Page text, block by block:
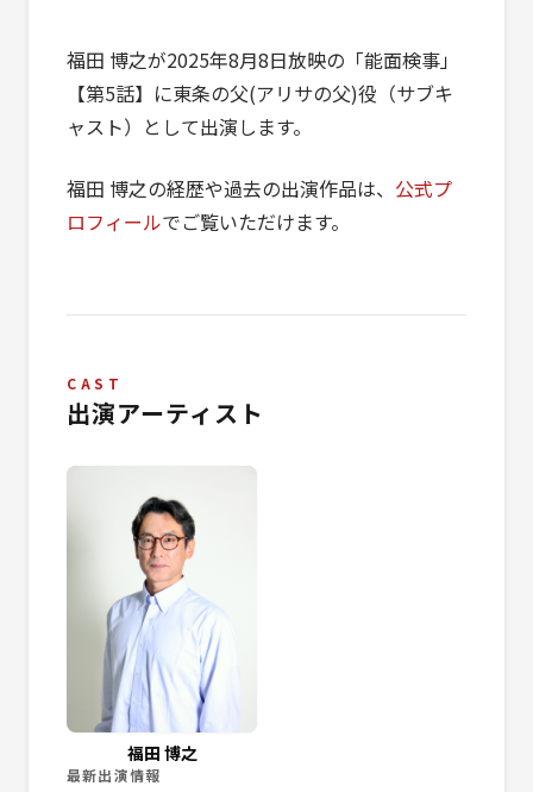
福田 博之が2025年8月8日放映の「能面検事」
【第5話】に東条の父(アリサの父)役（サブキ
ャスト）として出演します。
福田 博之の経歴や過去の出演作品は、 公式プ
ロフィールでご覧いただけます。
CAST
出演アーティスト
福田 博之
最新出演情報